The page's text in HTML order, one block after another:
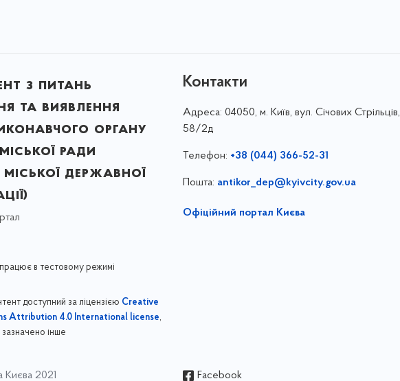
з питань
та виявлення
органу
ради
міської державної
в тестовому режимі
доступний за ліцензією Creative
Attribution 4.0 International license,
інше
Контакти
Адреса: 04050, м. Київ, вул. Січових Стрільців,
58/2д
Телефон: +38 (044) 366-52-31
Пошта: antikor_dep@kyivcity.gov.ua
Офіційний портал Києва
Києва 2021 Facebook